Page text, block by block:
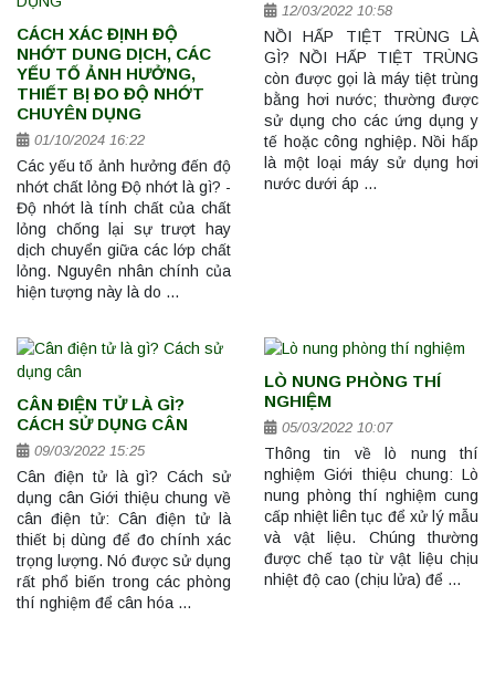
CÁCH XÁC ĐỊNH ĐỘ
NHỚT DUNG DỊCH, CÁC
YẾU TỐ ẢNH HƯỞNG,
THIẾT BỊ ĐO ĐỘ NHỚT
CHUYÊN DỤNG
01/10/2024 16:22
Các yếu tố ảnh hưởng đến độ
nhớt chất lỏng Độ nhớt là gì? -
Độ nhớt là tính chất của chất
lỏng chống lại sự trượt hay
dịch chuyển giữa các lớp chất
lỏng. Nguyên nhân chính của
hiện tượng này là do …
12/03/2022 10:58
NỒI HẤP TIỆT TRÙNG LÀ
GÌ? NỒI HẤP TIỆT TRÙNG
còn được gọi là máy tiệt trùng
bằng hơi nước; thường được
sử dụng cho các ứng dụng y
tế hoặc công nghiệp. Nồi hấp
là một loại máy sử dụng hơi
nước dưới áp …
CÂN ĐIỆN TỬ LÀ GÌ?
CÁCH SỬ DỤNG CÂN
09/03/2022 15:25
Cân điện tử là gì? Cách sử
dụng cân Giới thiệu chung về
cân điện tử: Cân điện tử là
thiết bị dùng để đo chính xác
trọng lượng. Nó được sử dụng
rất phổ biến trong các phòng
thí nghiệm để cân hóa …
LÒ NUNG PHÒNG THÍ
NGHIỆM
05/03/2022 10:07
Thông tin về lò nung thí
nghiệm Giới thiệu chung: Lò
nung phòng thí nghiệm cung
cấp nhiệt liên tục để xử lý mẫu
và vật liệu. Chúng thường
được chế tạo từ vật liệu chịu
nhiệt độ cao (chịu lửa) để …